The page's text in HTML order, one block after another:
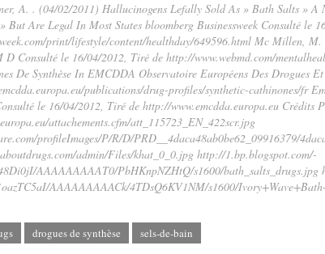
A. . (04/02/2011) Hallucinogens Lefally Sold As » Bath Salts » A
But Are Legal In Most States bloomberg Businessweek Consulté le
print/lifestyle/content/healthday/649596.html Mc Millen,
Consulté le 16/04/2012, Tiré de http://www.webmd.com/
De Synthèse In EMCDDA Observatoire Européens Des Drogues
publications/drug-profiles/synthetic-cathinones/fr
le 16/04/2012, Tiré de http://www.emcdda.europa.eu Crédits
attachements.cfm/att_115723_EN_422scr.jpg
profileImages/P/R/D/PRD__4daca48ab0be62_09916379/
admin/Files/khat_0_0.jpg http://1.bp.blogspot.com/-
AAAAAAAAAT0/PbHKnpNZHtQ/s1600/bath_salts_drugs.jpg
AAAAAAAAACk/4TDsQ6KV1NM/s1600/
drogues de synthèse sels-de-bain